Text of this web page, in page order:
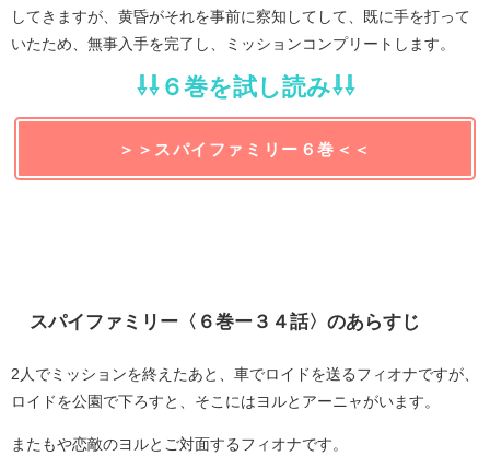
してきますが、黄昏がそれを事前に察知してして、既に手を打って
いたため、無事入手を完了し、ミッションコンプリートします。
⇩⇩６巻を試し読み⇩⇩
＞＞スパイファミリー６巻＜＜
スパイファミリー〈６巻ー３４話〉のあらすじ
2人でミッションを終えたあと、車でロイドを送るフィオナですが、
ロイドを公園で下ろすと、そこにはヨルとアーニャがいます。
またもや恋敵のヨルとご対面するフィオナです。